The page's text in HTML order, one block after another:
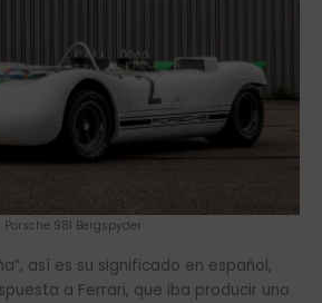
Porsche 981 Bergspyder
así es su significado en español,
a Ferrari, que iba producir uno